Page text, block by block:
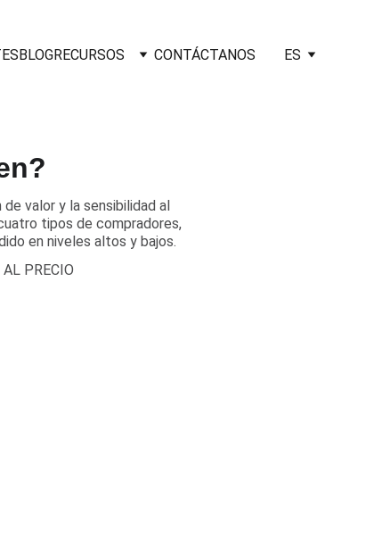
BLOGRECURSOS CONTÁCTANOS ES
valor y la sensibilidad al
tipos de compradores,
en niveles altos y bajos.
PRECIO